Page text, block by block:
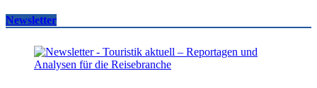
Newsletter